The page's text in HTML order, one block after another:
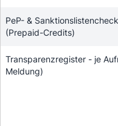
PeP- &
(Prepaid-Credits)
Transparenzregister - je
Meldung)